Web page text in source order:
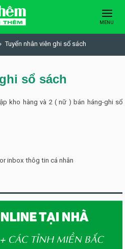
MENU
Tuyển nhân viên ghi sổ sách
sổ sách
kho hàng và 2 ( nữ ) bán háng-ghi sổ
inbox thôg tin cá nhân